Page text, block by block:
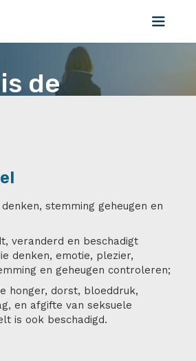
de
stemming geheugen en
veranderd en beschadigt
denken, emotie, plezier,
en geheugen controleren;
honger, dorst, bloeddruk,
en afgifte van seksuele
is ook beschadigd.